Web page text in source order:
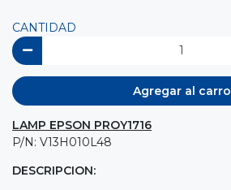
CANTIDAD
Agregar al carro
LAMP EPSON PROY1716
P/N: V13H010L48
DESCRIPCION: